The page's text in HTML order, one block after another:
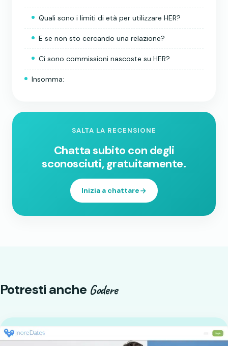
Quali sono i limiti di età per utilizzare HER?
E se non sto cercando una relazione?
Ci sono commissioni nascoste su HER?
Insomma:
SALTA LA RECENSIONE
Chatta subito con degli
sconosciuti, gratuitamente.
Inizia a chattare
Potresti anche Godere